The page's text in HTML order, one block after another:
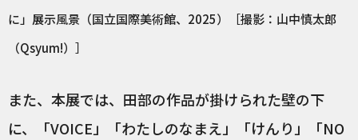
に」展示風景（国立国際美術館、2025）［撮影：山中慎太郎
（Qsyum!）］
また、本展では、田部の作品が掛けられた壁の下
に、「VOICE」「わたしのなまえ」「けんり」「NO